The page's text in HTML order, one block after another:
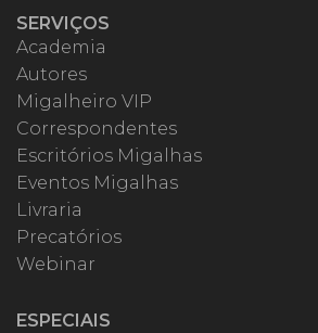
SERVIÇOS
Academia
Autores
Migalheiro VIP
Correspondentes
Escritórios Migalhas
Eventos Migalhas
Livraria
Precatórios
Webinar
ESPECIAIS